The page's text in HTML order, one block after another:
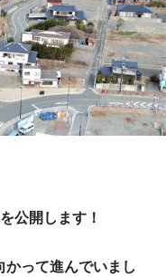
公開します！
かって進んでいまし